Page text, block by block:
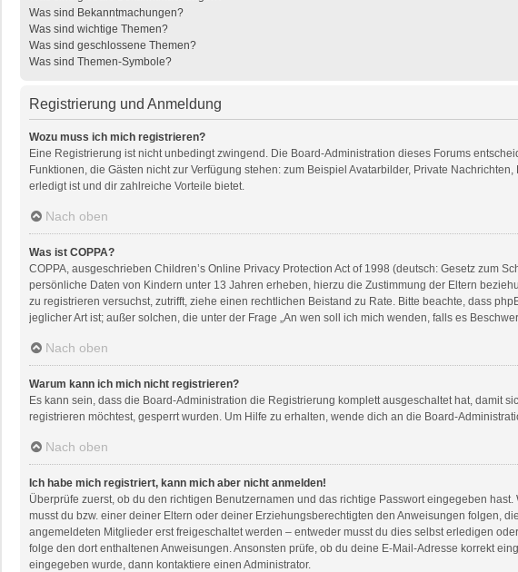
Was sind Bekanntmachungen?
Was sind wichtige Themen?
Was sind geschlossene Themen?
Was sind Themen-Symbole?
Registrierung und Anmeldung
Wozu muss ich mich registrieren?
Eine Registrierung ist nicht unbedingt zwingend. Die Board-Administration dieses Forums
Funktionen, die Gästen nicht zur Verfügung stehen: zum Beispiel Avatarbilder, Private
erledigt ist und dir zahlreiche Vorteile bietet.
Nach oben
Was ist COPPA?
COPPA, ausgeschrieben Children’s Online Privacy Protection Act of 1998 (deutsch: Gesetz zum
persönliche Daten von Kindern unter 13 Jahren erheben, hierzu die Zustimmung der Eltern
zu registrieren versuchst, zutrifft, ziehe einen rechtlichen Beistand zu Rate. Bitte beachte, dass
jeglicher Art ist; außer solchen, die unter der Frage „An wen soll ich mich wenden, falls es
Nach oben
Warum kann ich mich nicht registrieren?
Es kann sein, dass die Board-Administration die Registrierung komplett ausgeschaltet hat, damit
registrieren möchtest, gesperrt wurden. Um Hilfe zu erhalten, wende dich an die Board-
Nach oben
Ich habe mich registriert, kann mich aber nicht anmelden!
Überprüfe zuerst, ob du den richtigen Benutzernamen und das richtige Passwort eingegeben
musst du bzw. einer deiner Eltern oder deiner Erziehungsberechtigten den Anweisungen folgen,
angemeldeten Mitglieder erst freigeschaltet werden – entweder musst du dies selbst erledigen
folge den dort enthaltenen Anweisungen. Ansonsten prüfe, ob du deine E-Mail-Adresse korrekt
eingegeben wurde, dann kontaktiere einen Administrator.